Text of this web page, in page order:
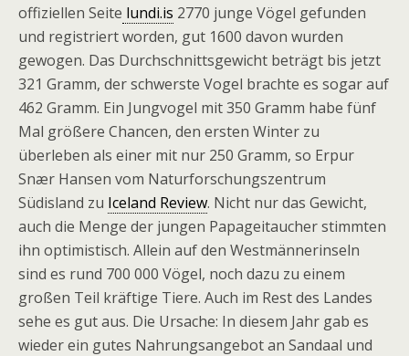
offiziellen Seite lundi.is 2770 junge Vögel gefunden
und registriert worden, gut 1600 davon wurden
gewogen. Das Durchschnittsgewicht beträgt bis jetzt
321 Gramm, der schwerste Vogel brachte es sogar auf
462 Gramm. Ein Jungvogel mit 350 Gramm habe fünf
Mal größere Chancen, den ersten Winter zu
überleben als einer mit nur 250 Gramm, so Erpur
Snær Hansen vom Naturforschungszentrum
Südisland zu Iceland Review. Nicht nur das Gewicht,
auch die Menge der jungen Papageitaucher stimmten
ihn optimistisch. Allein auf den Westmännerinseln
sind es rund 700 000 Vögel, noch dazu zu einem
großen Teil kräftige Tiere. Auch im Rest des Landes
sehe es gut aus. Die Ursache: In diesem Jahr gab es
wieder ein gutes Nahrungsangebot an Sandaal und